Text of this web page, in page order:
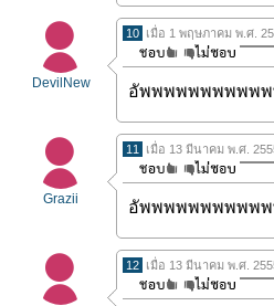
DevilNew
10 เมื่อ 1 พฤษภาคม พ.ศ.
อัพพพพพพพพพพ
Grazii
11 เมื่อ 13 มีนาคม พ.ศ.
อัพพพพพพพพพพ
12 เมื่อ 13 มีนาคม พ.ศ.